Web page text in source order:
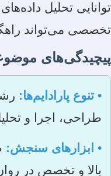
توانایی تحلیل
تخصصی می‌تواند
پیچیدگی‌های
• تنوع پارادایم‌ها:
طراحی، اجرا و
• ابزارهای سنجش:
بالا و تخصص در